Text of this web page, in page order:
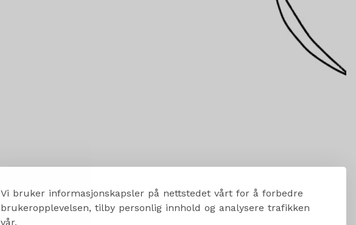
Vi bruker informasjonskapsler på nettstedet vårt for å forbedre
brukeropplevelsen, tilby personlig innhold og analysere trafikken
vår.